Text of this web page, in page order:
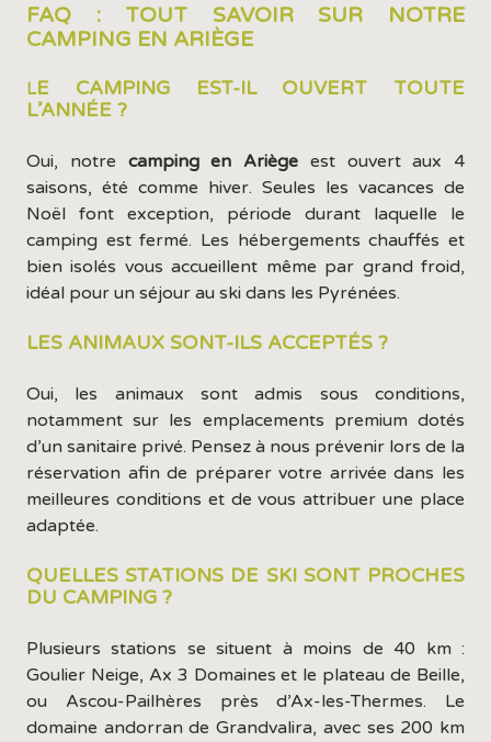
FAQ : TOUT SAVOIR SUR NOTRE
CAMPING EN ARIÈGE
LE CAMPING EST-IL OUVERT TOUTE
L’ANNÉE ?
Oui, notre camping en Ariège est ouvert aux 4
saisons, été comme hiver. Seules les vacances de
Noël font exception, période durant laquelle le
camping est fermé. Les hébergements chauffés et
bien isolés vous accueillent même par grand froid,
idéal pour un séjour au ski dans les Pyrénées.
LES ANIMAUX SONT-ILS ACCEPTÉS ?
Oui, les animaux sont admis sous conditions,
notamment sur les emplacements premium dotés
d’un sanitaire privé. Pensez à nous prévenir lors de la
réservation afin de préparer votre arrivée dans les
meilleures conditions et de vous attribuer une place
adaptée.
QUELLES STATIONS DE SKI SONT PROCHES
DU CAMPING ?
Plusieurs stations se situent à moins de 40 km :
Goulier Neige, Ax 3 Domaines et le plateau de Beille,
ou Ascou-Pailhères près d’Ax-les-Thermes. Le
domaine andorran de Grandvalira, avec ses 200 km